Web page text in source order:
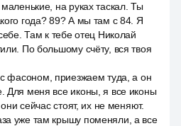
на руках таскал. Ты
года? 89? А мы там с 84. Я
Там к тебе отец Николай
По большому счёту, вся твоя
с фасоном, приезжаем туда, а он
Для меня все иконы, я все иконы
сейчас стоят, их не меняют.
уже там крышу поменяли, а все